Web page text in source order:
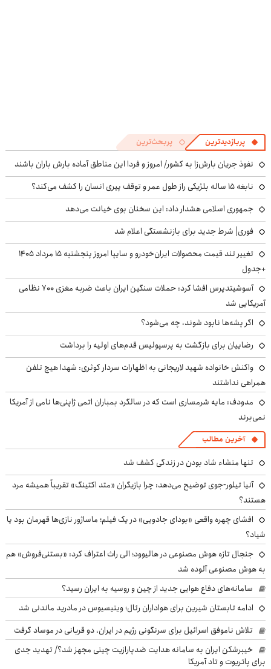
پربازدیدترین پربحث‌ترین
نفوذ جریان بارش‌زا به کشور/ امروز و فردا این مناطق آماده بارش باران باشند
نابغه ۱۵ ساله بلژیکی راز طول عمر و توقف پیری انسان را کشف می‌کند؟
جمهوری اسلامی هشدار داد: این سخنان بوی خیانت می‌دهد
فوری| شرط جدید برای بازنشستگی اعلام شد
تغییر تند قیمت محصولات ایران‌خودرو و سایپا امروز پنجشنبه ۱۵ مرداد ۱۴۰۵
+جدول
آسوشیتدپرس افشا کرد: حملات سنگین ایران باعث ضربه مغزی ۷۰۰ نظامی
آمریکایی شد
اگر پشه‌ها نابود شوند، چه می‌شود؟
رضاییان برای بازگشت به پرسپولیس قدم‌های اولیه را برداشت
واکنش خانواده شهید لاریجانی به اظهارات سردار کوثری: شهدا هیچ تلفن
همراهی نداشتند
مدودف: مایه شرمساری است که در سالگرد بمباران اتمی ژاپنی‌ها نامی از آمریکا
نمی‌برند
آخرین مطالب
تنها منشاء شاد بودن در زندگی کشف شد
آنیا تیلور-جوی توضیح می‌دهد: چرا بازیگران «متد اکتینگ» تقریباً همیشه مرد
هستند؟
افشای چهره واقعی «بودای جادویی» در یک فیلم؛ ماساژور نازی‌ها قهرمان بود یا
شیاد؟
جنجال تازه هوش مصنوعی در هالیوود؛ الی راث اعتراف کرد: «بستنی‌فروش» هم
به هوش مصنوعی آلوده شد
سامانه‌های دفاع هوایی جدید از چین و روسیه به ایران رسید؟
ادامه تابستان شیرین برای هواداران رئال؛ وینیسیوس در مادرید ماندنی شد
تلاش ناموفق اسرائیل برای سرنگونی رژیم در ایران، دو قربانی در موساد گرفت
خیبرشکن ایران به سامانه هدایت ضدپارازیت چینی مجهز شد؟/ تهدید جدی
برای پاتریوت و تاد آمریکا